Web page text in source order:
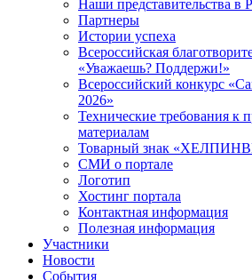
Наши представительства в
Партнеры
Истории успеха
Всероссийская
«Уважаешь? Поддержи!»
Всероссийский конкурс
2026»
Технические требования к
материалам
Товарный знак
СМИ о портале
Логотип
Хостинг портала
Контактная информация
Полезная информация
Участники
Новости
События